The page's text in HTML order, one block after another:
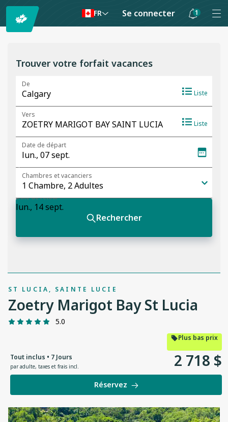
FR Se connecter 1
Les
Trouver votre forfait vacances
ST LUCIA, SAINTE LUCIE
Zoetry Marigot Bay St Lucia
5.0
Plus bas prix
Tout inclus • 7 Jours
par adulte, taxes et frais incl. 2 718 $
Réservez